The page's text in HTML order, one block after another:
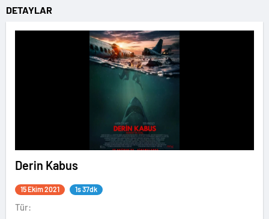
DETAYLAR
Derin Kabus
15 Ekim 2021 1s 37dk
Tür: